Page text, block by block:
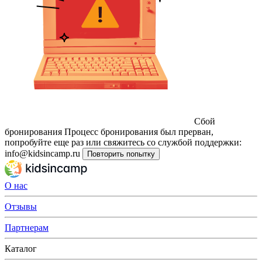
Сбой
бронирования Процесс бронирования был прерван,
попробуйте еще раз или свяжитесь со службой поддержки:
info@kidsincamp.ru
Повторить попытку
О нас
Отзывы
Партнерам
Каталог